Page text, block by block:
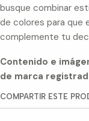
busque combinar
de colores para que
complemente tu
Contenido e
de marca
COMPARTIR ESTE